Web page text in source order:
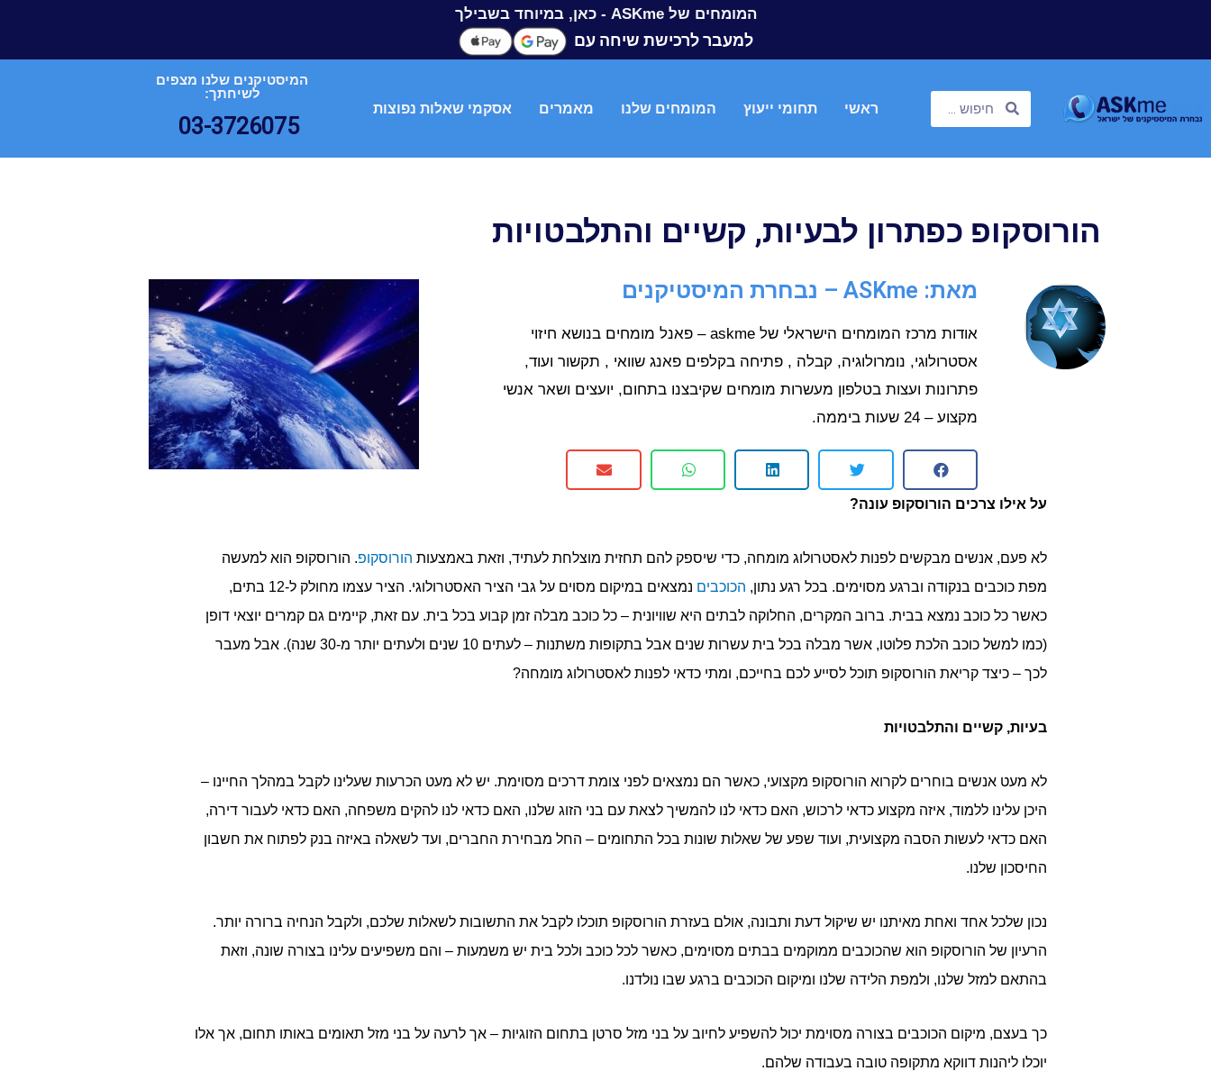
המומחים של ASKme - כאן, במיוחד בשבילך
למעבר לרכישת שיחה עם
ראשי תחומי ייעוץ המומחים שלנו מאמרים אסקמי שאלות נפוצות
המיסטיקנים שלנו מצפים
לשיחתך:
03-3726075
הורוסקופ כפתרון לבעיות, קשיים והתלבטויות
מאת: ASKme – נבחרת המיסטיקנים
אודות מרכז המומחים הישראלי של askme – פאנל מומחים בנושא חיזוי
אסטרולוגי, נומרולוגיה, קבלה , פתיחה בקלפים פאנג שוואי , תקשור ועוד,
פתרונות ועצות בטלפון מעשרות מומחים שקיבצנו בתחום, יועצים ושאר אנשי
מקצוע – 24 שעות ביממה.
על אילו צרכים הורוסקופ עונה?
לא פעם, אנשים מבקשים לפנות לאסטרולוג מומחה, כדי שיספק להם תחזית מוצלחת לעתיד, וזאת באמצעות הורוסקופ. הורוסקופ הוא למעשה
מפת כוכבים בנקודה וברגע מסוימים. בכל רגע נתון, הכוכבים
נמצאים במיקום מסוים על גבי הציר האסטרולוגי. הציר עצמו מחולק ל-12 בתים,
כאשר כל כוכב נמצא בבית. ברוב המקרים, החלוקה לבתים היא שוויונית – כל כוכב מבלה זמן קבוע בכל בית. עם זאת, קיימים גם קמרים יוצאי דופן
(כמו למשל כוכב הלכת פלוטו, אשר מבלה בכל בית עשרות שנים אבל בתקופות משתנות – לעתים 10 שנים ולעתים יותר מ-30 שנה). אבל מעבר
לכך – כיצד קריאת הורוסקופ תוכל לסייע לכם בחייכם, ומתי כדאי לפנות לאסטרולוג מומחה?
בעיות, קשיים והתלבטויות
לא מעט אנשים בוחרים לקרוא הורוסקופ מקצועי, כאשר הם נמצאים לפני צומת דרכים מסוימת. יש לא מעט הכרעות שעלינו לקבל במהלך החיינו –
היכן עלינו ללמוד, איזה מקצוע כדאי לרכוש, האם כדאי לנו להמשיך לצאת עם בני הזוג שלנו, האם כדאי לנו להקים משפחה, האם כדאי לעבור דירה,
האם כדאי לעשות הסבה מקצועית, ועוד שפע של שאלות שונות בכל התחומים – החל מבחירת החברים, ועד לשאלה באיזה בנק לפתוח את חשבון
החיסכון שלנו.
נכון שלכל אחד ואחת מאיתנו יש שיקול דעת ותבונה, אולם בעזרת הורוסקופ תוכלו לקבל את התשובות לשאלות שלכם, ולקבל הנחיה ברורה יותר.
הרעיון של הורוסקופ הוא שהכוכבים ממוקמים בבתים מסוימים, כאשר לכל כוכב ולכל בית יש משמעות – והם משפיעים עלינו בצורה שונה, וזאת
בהתאם למזל שלנו, ולמפת הלידה שלנו ומיקום הכוכבים ברגע שבו נולדנו.
כך בעצם, מיקום הכוכבים בצורה מסוימת יכול להשפיע לחיוב על בני מזל סרטן בתחום הזוגיות – אך לרעה על בני מזל תאומים באותו תחום, אך אלו
יוכלו ליהנות דווקא מתקופה טובה בעבודה שלהם.